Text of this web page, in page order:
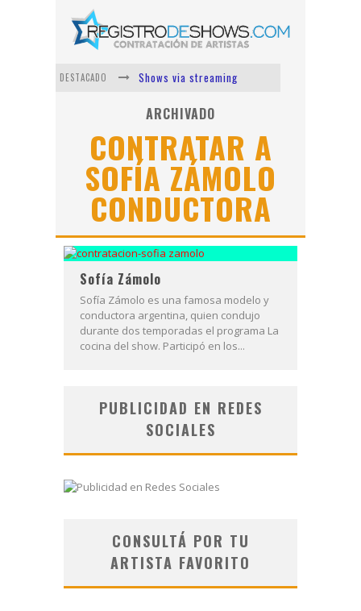
DESTACADO
Shows via streaming
Lit Killah
Nicki Nicole
Duki
Vi Em
Los Ángeles Azules
ARCHIVADO
CONTRATAR A
SOFÍA ZÁMOLO
CONDUCTORA
Sofía Zámolo
Sofía Zámolo es una famosa modelo y
conductora argentina, quien condujo
durante dos temporadas el programa La
cocina del show. Participó en los...
PUBLICIDAD EN REDES
SOCIALES
CONSULTÁ POR TU
ARTISTA FAVORITO